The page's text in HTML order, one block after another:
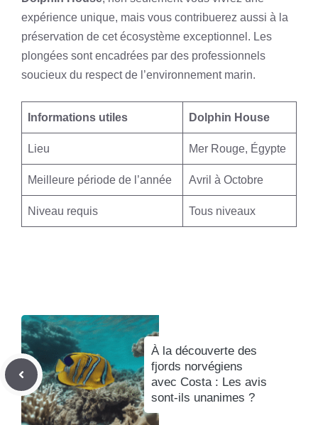
expérience unique, mais vous contribuerez aussi à la
préservation de cet écosystème exceptionnel. Les
plongées sont encadrées par des professionnels
soucieux du respect de l’environnement marin.
Informations utiles Dolphin House
Lieu Mer Rouge, Égypte
Meilleure période de l’année Avril à Octobre
Niveau requis Tous niveaux
À la découverte des
fjords norvégiens
avec Costa : Les avis
sont-ils unanimes ?